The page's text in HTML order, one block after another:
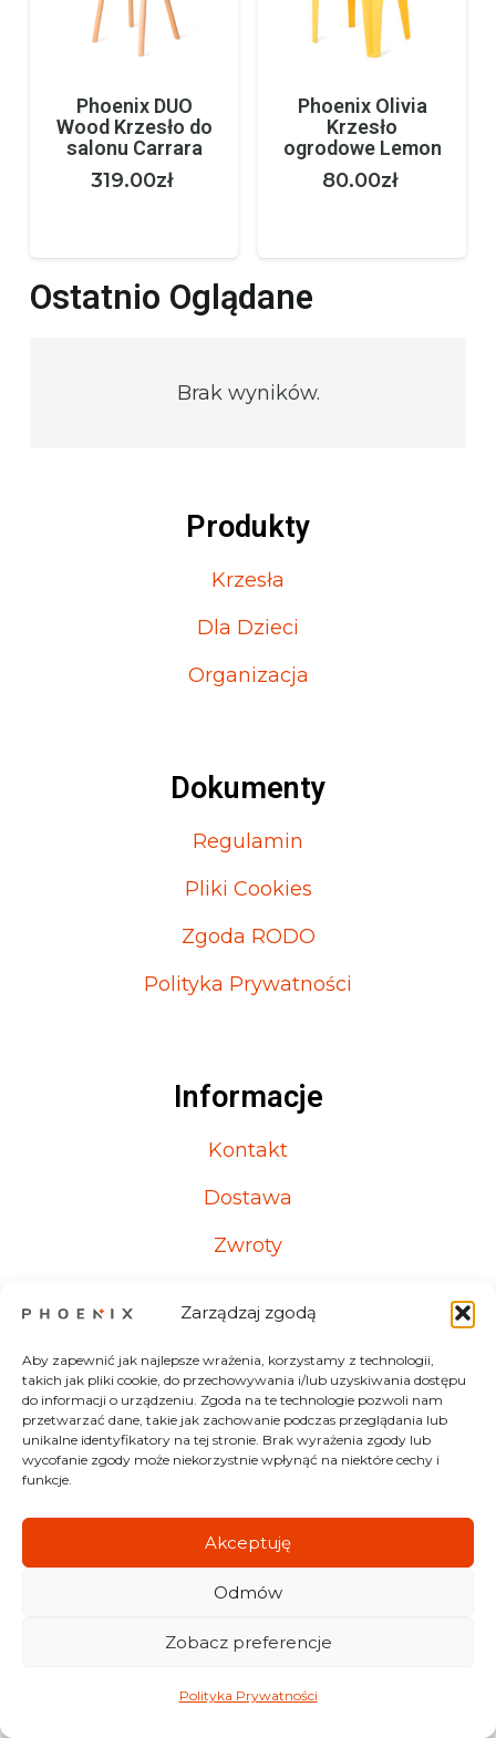
Zarządzaj zgodą
Aby zapewnić jak najlepsze wrażenia, korzystamy z technologii,
takich jak pliki cookie, do przechowywania i/lub uzyskiwania dostępu
do informacji o urządzeniu. Zgoda na te technologie pozwoli nam
przetwarzać dane, takie jak zachowanie podczas przeglądania lub
unikalne identyfikatory na tej stronie. Brak wyrażenia zgody lub
wycofanie zgody może niekorzystnie wpłynąć na niektóre cechy i
funkcje.
Akceptuję
Odmów
Zobacz preferencje
Polityka Prywatności
Phoenix DUO
Wood Krzesło do
salonu Carrara
319.00zł
Phoenix Olivia
Krzesło
ogrodowe Lemon
80.00zł
Ostatnio Oglądane
Brak wyników.
Produkty
Krzesła
Dla Dzieci
Organizacja
Dokumenty
Regulamin
Pliki Cookies
Zgoda RODO
Polityka Prywatności
Informacje
Kontakt
Dostawa
Zwroty
Kontakt
Od Poniedziałku do Piątku
+48 607 700 537
2026HIRUKO sp. z o.o.